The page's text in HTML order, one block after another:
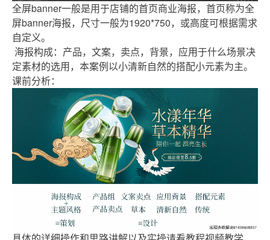
全屏banner一般是用于店铺的首页商业海报，首页称为全
屏banner海报，尺寸一般为1920*750，或高度可根据需求
自定义。
海报构成：产品，文案，卖点，背景，应用于什么场景决
定素材的选用，本案例以小清新自然的搭配小元素为主。
课前分析：